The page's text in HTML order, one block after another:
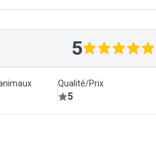
5
Qualité/Prix
5